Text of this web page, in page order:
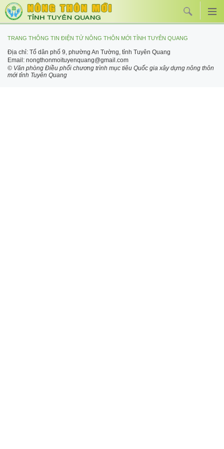
TRANG THÔNG TIN ĐIỆN TỬ NÔNG THÔN MỚI TỈNH TUYÊN QUANG
Địa chỉ: Tổ dân phố 9, phường An Tường, tỉnh Tuyên Quang
Email: nongthonmoituyenquang@gmail.com
© Văn phòng Điều phối chương trình mục tiêu Quốc gia xây dựng nông thôn
mới tỉnh Tuyên Quang